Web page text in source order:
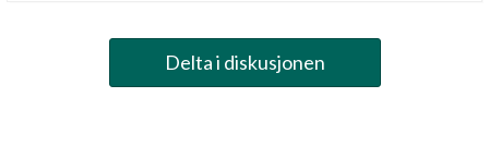
Delta i diskusjonen